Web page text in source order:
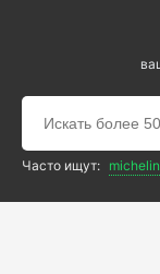
Часто ищут: michelin